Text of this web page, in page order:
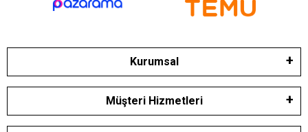
Kurumsal
Müşteri Hizmetleri